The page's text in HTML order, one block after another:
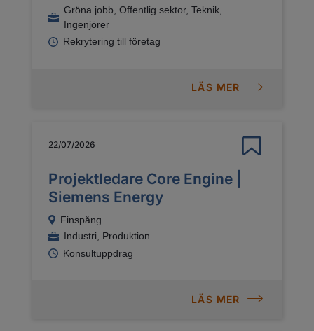
Gröna jobb, Offentlig sektor, Teknik,
Ingenjörer
Rekrytering till företag
LÄS MER
22/07/2026
Projektledare Core Engine |
Siemens Energy
Finspång
Industri, Produktion
Konsultuppdrag
LÄS MER